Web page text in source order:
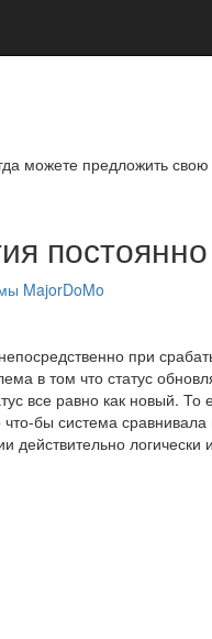
можете предложить
MajorDoMo
при
в том что статус
все равно как новый. То
бы система
логически